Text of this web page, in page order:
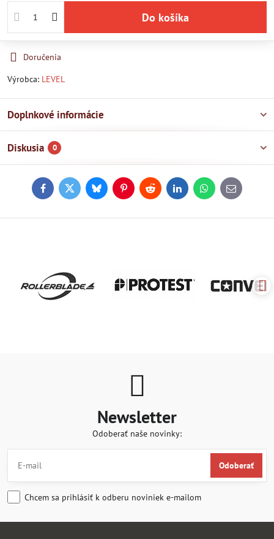
Do košíka
Doručenia
Výrobca: LEVEL
Doplnkové informácie
Diskusia 0
FacebookTwitterBlueskyPinterestReddit LinkedInWhatsApp
E-
mail
Newsletter
Odoberať naše novinky:
Odoberať
Chcem sa prihlásiť k odberu noviniek e-mailom